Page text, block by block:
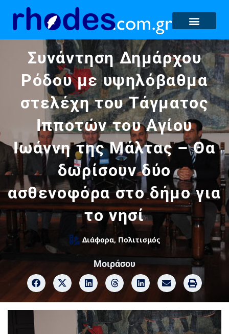
Συνάντηση Δημάρχου
Ρόδου με υψηλόβαθμα
στελέχη του Τάγματος
Ιπποτών του Αγίου
Ιωάννη της Μάλτας – Θα
δωρίσουν δύο
ασθενοφόρα στο δήμο για
το νησί
Διάφορα, Πολιτισμός
Μοιράσου